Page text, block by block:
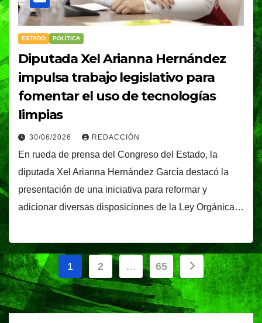
ESTADO POLÍTICA
Diputada Xel Arianna Hernández
impulsa trabajo legislativo para
fomentar el uso de tecnologías
limpias
30/06/2026 REDACCIÓN
En rueda de prensa del Congreso del Estado, la
diputada Xel Arianna Hernández García destacó la
presentación de una iniciativa para reformar y
adicionar diversas disposiciones de la Ley Orgánica…
Paginación
de
entradas
1 2 … 65